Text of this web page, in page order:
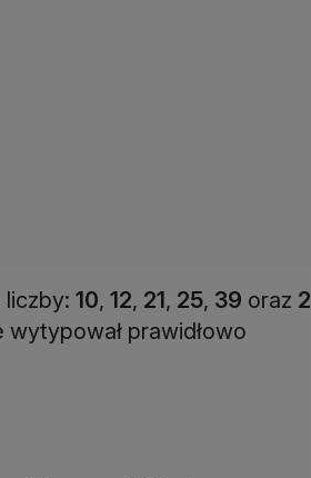
liczby: 10, 12, 21, 25, 39 oraz 2
wytypował prawidłowo